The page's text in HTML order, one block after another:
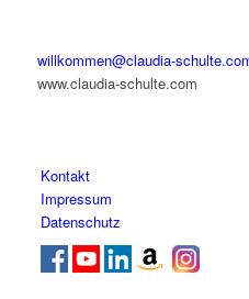
willkommen@claudia-
www.claudia-schulte.com
Kontakt
Impressum
Datenschutz